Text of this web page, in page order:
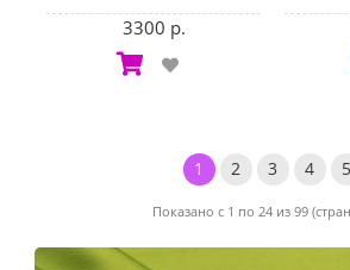
3300 р.
1 2 3 4 5
Показано с 1 по 24 из 99